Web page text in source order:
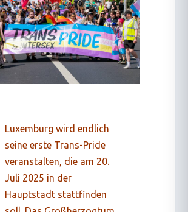
Luxemburg wird endlich
seine erste Trans-Pride
veranstalten, die am 20.
Juli 2025 in der
Hauptstadt stattfinden